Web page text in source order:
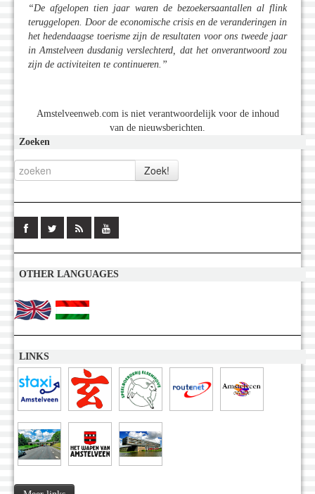
“De afgelopen tien jaar waren de bezoekersaantallen al flink
teruggelopen. Door de economische crisis en de veranderingen in
het hedendaagse toerisme zijn de resultaten voor ons tweede jaar
in Amstelveen dusdanig verslechterd, dat het onverantwoord zou
zijn de activiteiten te continueren.”
Amstelveenweb.com is niet verantwoordelijk voor de inhoud
van de nieuwsberichten.
Zoeken
OTHER LANGUAGES
LINKS